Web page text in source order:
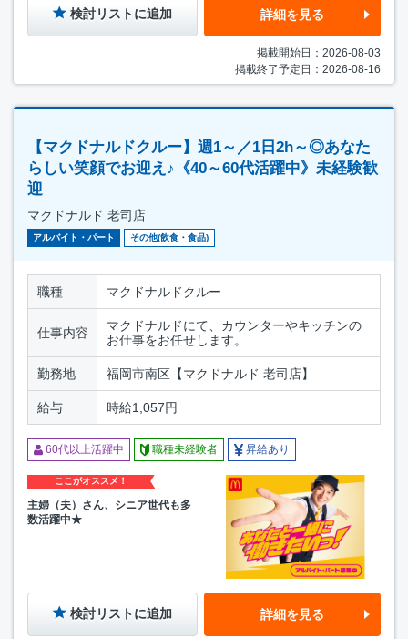
検討リストに追加 詳細を見る
掲載開始日：2026-08-03
掲載終了予定日：2026-08-16
【マクドナルドクルー】週1～／1日2h～◎あなた
らしい笑顔でお迎え♪《40～60代活躍中》未経験歓
迎
マクドナルド 老司店
アルバイト・パート その他(飲食・食品)
職種 マクドナルドクルー
仕事内容
マクドナルドにて、カウンターやキッチンの
お仕事をお任せします。
勤務地 福岡市南区【マクドナルド 老司店】
給与 時給1,057円
60代以上活躍中 職種未経験者 昇給あり
ここがオススメ！
主婦（夫）さん、シニア世代も多
数活躍中★
検討リストに追加 詳細を見る